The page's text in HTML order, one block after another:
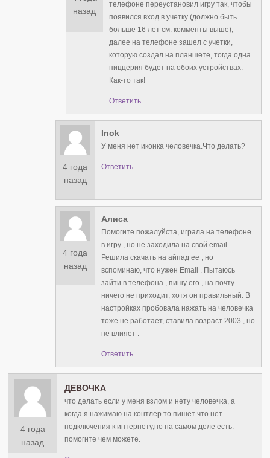
назад
телефоне переустановил игру так, чтобы
появился вход в учетку (должно быть
больше 16 лет см. комменты выше),
далее на телефоне зашел с учетки,
которую создал на планшете, тогда одна
пиццерия будет на обоих устройствах.
Как-то так!
Ответить
4 года
назад
Inok
У меня нет иконка человечка.Что делать?
Ответить
4 года
назад
Алиса
Помогите пожалуйста, играла на телефоне
в игру , но не заходила на свой email.
Решила скачать на айпад ее , но
вспоминаю, что нужен Email . Пытаюсь
зайти в телефона , пишу его , на почту
ничего не приходит, хотя он правильный. В
настройках пробовала нажать на человечка
тоже не работает, ставила возраст 2003 , но
не влияет .
Ответить
4 года
назад
ДЕВОЧКА
что делать если у меня взлом и нету человечка, а
когда я нажимаю на контлер то пишет что нет
подключения к интернету,но на самом деле есть.
помогите чем можете.